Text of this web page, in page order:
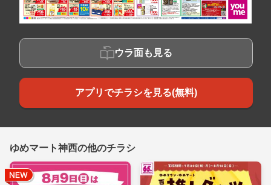
ウラ面も見る
アプリでチラシを見る(無料)
ゆめマート神西の他のチラシ